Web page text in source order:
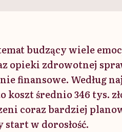
budzący wiele
opieki zdrowotnej
finansowe. Według
koszt średnio 346 tys.
coraz bardziej
w dorosłość.